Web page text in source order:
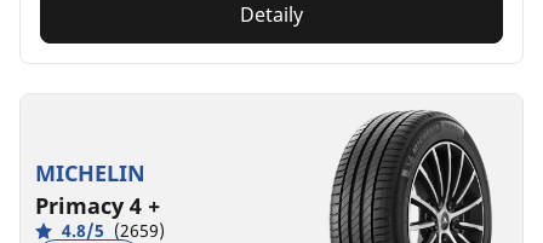
Detaily
MICHELIN
Primacy 4 +
4.8/5 (2659)